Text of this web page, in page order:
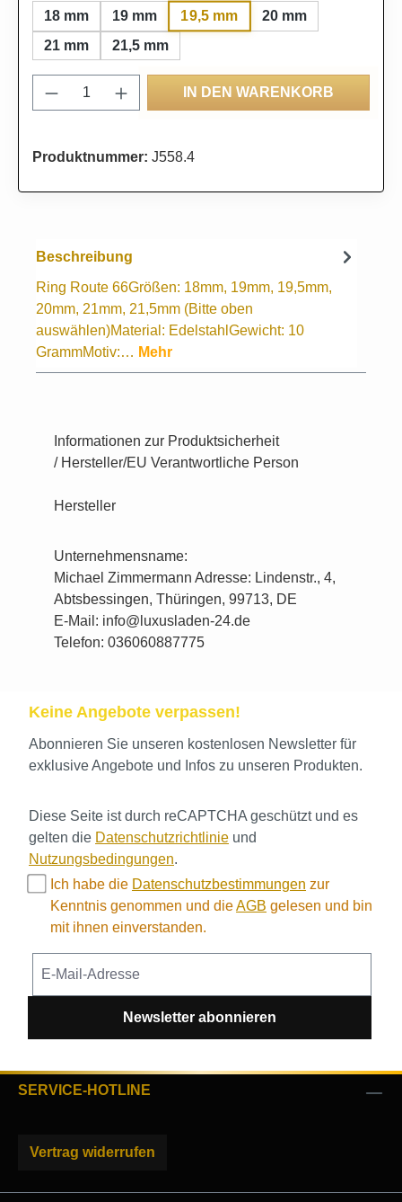
18 mm 19 mm 19,5 mm
20 mm
21 mm
21,5 mm
Produkt Anzahl: Gib den gewünschten
IN DEN WARENKORB
Produktnummer: J558.4
Beschreibung
Ring Route 66Größen: 18mm, 19mm, 19,5mm,
20mm, 21mm, 21,5mm (Bitte oben
auswählen)Material: EdelstahlGewicht: 10
GrammMotiv:… Mehr
Informationen zur Produktsicherheit
/ Hersteller/EU Verantwortliche Person
Hersteller
Unternehmensname:
Michael Zimmermann Adresse: Lindenstr., 4,
Abtsbessingen, Thüringen, 99713, DE
E-Mail: info@luxusladen-24.de
Telefon: 036060887775
Keine Angebote verpassen!
Abonnieren Sie unseren kostenlosen Newsletter für
exklusive Angebote und Infos zu unseren Produkten.
Diese Seite ist durch reCAPTCHA geschützt und es
gelten die Datenschutzrichtlinie und
Nutzungsbedingungen.
Ich habe die Datenschutzbestimmungen zur
Kenntnis genommen und dieAGB gelesen und bin
mit ihnen einverstanden.
Newsletter abonnieren
SERVICE-HOTLINE
Vertrag widerrufen